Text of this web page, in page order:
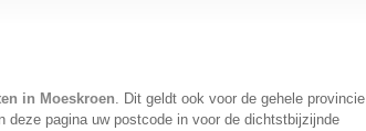
in Moeskroen. Dit geldt ook voor de gehele provincie
deze pagina uw postcode in voor de dichtstbijzijnde